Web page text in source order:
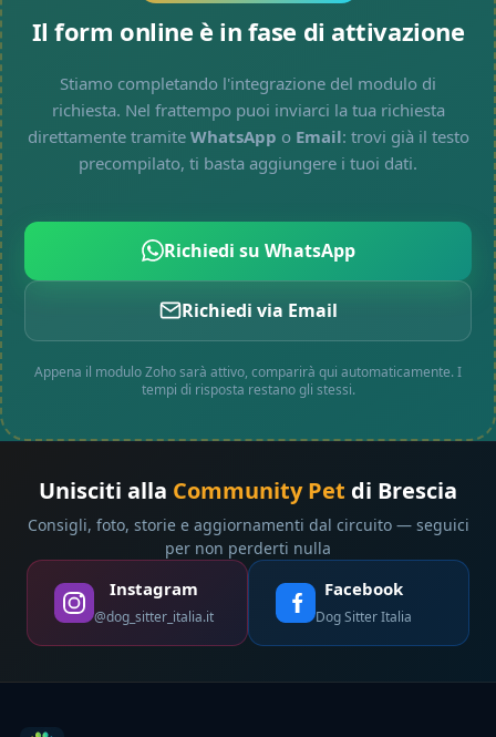
Il form online è in fase di attivazione
Stiamo completando l'integrazione del modulo di
richiesta. Nel frattempo puoi inviarci la tua richiesta
direttamente tramite WhatsApp o Email: trovi già il testo
precompilato, ti basta aggiungere i tuoi dati.
Richiedi su WhatsApp
Richiedi via Email
Appena il modulo Zoho sarà attivo, comparirà qui automaticamente. I
tempi di risposta restano gli stessi.
Unisciti alla Community Pet di Brescia
Consigli, foto, storie e aggiornamenti dal circuito — seguici
per non perderti nulla
Instagram
@dog_sitter_italia.it
Facebook
Dog Sitter Italia